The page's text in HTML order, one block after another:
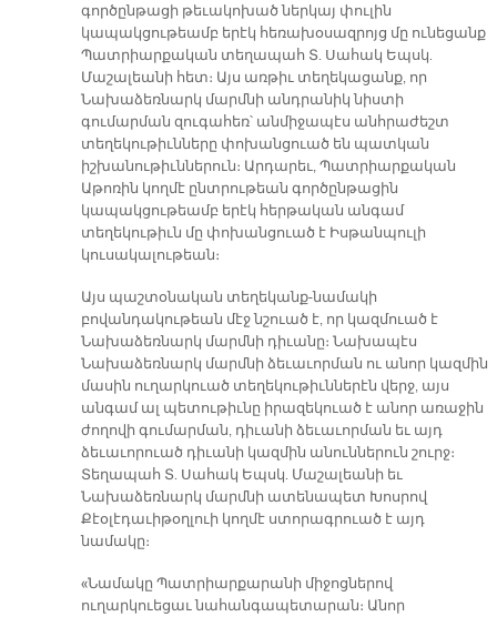
գործընթացի թեւակոխած ներկայ փուլին
կապակցութեամբ երէկ հեռախօսազրոյց մը ունեցանք
Պատրիարքական տեղապահ Տ. Սահակ Եպսկ.
Մաշալեանի հետ։ Այս առթիւ տեղեկացանք, որ
Նախաձեռնարկ մարմնի անդրանիկ նիստի
գումարման զուգահեռ՝ անմիջապէս անհրաժեշտ
տեղեկութիւնները փոխանցուած են պատկան
իշխանութիւններուն։ Արդարեւ, Պատրիարքական
Աթոռին կողմէ ընտրութեան գործընթացին
կապակցութեամբ երէկ հերթական անգամ
տեղեկութիւն մը փոխանցուած է Իսթանպուլի
կուսակալութեան։
Այս պաշտօնական տեղեկանք-նամակի
բովանդակութեան մէջ նշուած է, որ կազմուած է
Նախաձեռնարկ մարմնի դիւանը։ Նախապէս
Նախաձեռնարկ մարմնի ձեւաւորման ու անոր կազմին
մասին ուղարկուած տեղեկութիւններէն վերջ, այս
անգամ ալ պետութիւնը իրազեկուած է անոր առաջին
ժողովի գումարման, դիւանի ձեւաւորման եւ այդ
ձեւաւորուած դիւանի կազմին անուններուն շուրջ։
Տեղապահ Տ. Սահակ Եպսկ. Մաշալեանի եւ
Նախաձեռնարկ մարմնի ատենապետ Խոսրով
Քէօլէդաւիթօղլուի կողմէ ստորագրուած է այդ
նամակը։
«Նամակը Պատրիարքարանի միջոցներով
ուղարկուեցաւ նահանգապետարան։ Անոր